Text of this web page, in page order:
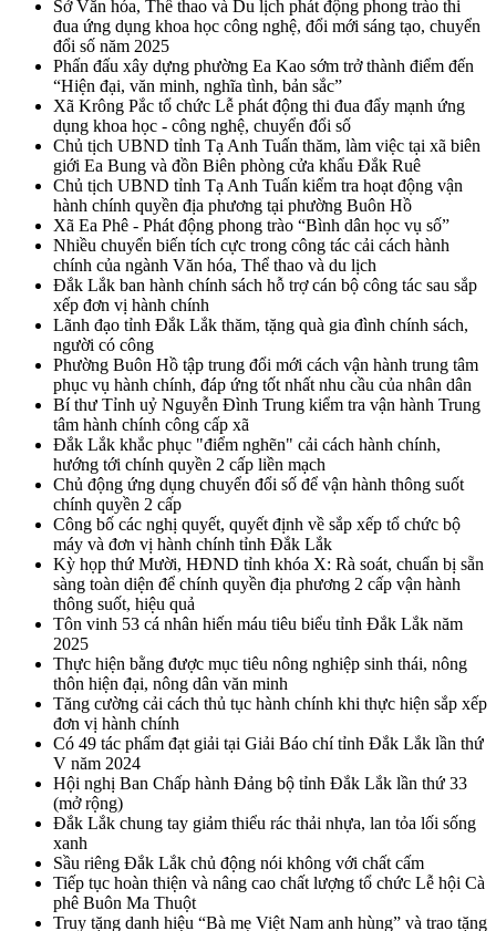
Sở Văn hóa, Thể thao và Du lịch phát động phong trào thi
đua ứng dụng khoa học công nghệ, đổi mới sáng tạo, chuyển
đổi số năm 2025
Phấn đấu xây dựng phường Ea Kao sớm trở thành điểm đến
“Hiện đại, văn minh, nghĩa tình, bản sắc”
Xã Krông Pắc tổ chức Lễ phát động thi đua đẩy mạnh ứng
dụng khoa học - công nghệ, chuyển đổi số
Chủ tịch UBND tỉnh Tạ Anh Tuấn thăm, làm việc tại xã biên
giới Ea Bung và đồn Biên phòng cửa khẩu Đắk Ruê
Chủ tịch UBND tỉnh Tạ Anh Tuấn kiểm tra hoạt động vận
hành chính quyền địa phương tại phường Buôn Hồ
Xã Ea Phê - Phát động phong trào “Bình dân học vụ số”
Nhiều chuyển biến tích cực trong công tác cải cách hành
chính của ngành Văn hóa, Thể thao và du lịch
Đắk Lắk ban hành chính sách hỗ trợ cán bộ công tác sau sắp
xếp đơn vị hành chính
Lãnh đạo tỉnh Đắk Lắk thăm, tặng quà gia đình chính sách,
người có công
Phường Buôn Hồ tập trung đổi mới cách vận hành trung tâm
phục vụ hành chính, đáp ứng tốt nhất nhu cầu của nhân dân
Bí thư Tỉnh uỷ Nguyễn Đình Trung kiểm tra vận hành Trung
tâm hành chính công cấp xã
Đắk Lắk khắc phục "điểm nghẽn" cải cách hành chính,
hướng tới chính quyền 2 cấp liền mạch
Chủ động ứng dụng chuyển đổi số để vận hành thông suốt
chính quyền 2 cấp
Công bố các nghị quyết, quyết định về sắp xếp tổ chức bộ
máy và đơn vị hành chính tỉnh Đắk Lắk
Kỳ họp thứ Mười, HĐND tỉnh khóa X: Rà soát, chuẩn bị sẵn
sàng toàn diện để chính quyền địa phương 2 cấp vận hành
thông suốt, hiệu quả
Tôn vinh 53 cá nhân hiến máu tiêu biểu tỉnh Đắk Lắk năm
2025
Thực hiện bằng được mục tiêu nông nghiệp sinh thái, nông
thôn hiện đại, nông dân văn minh
Tăng cường cải cách thủ tục hành chính khi thực hiện sắp xếp
đơn vị hành chính
Có 49 tác phẩm đạt giải tại Giải Báo chí tỉnh Đắk Lắk lần thứ
V năm 2024
Hội nghị Ban Chấp hành Đảng bộ tỉnh Đắk Lắk lần thứ 33
(mở rộng)
Đắk Lắk chung tay giảm thiểu rác thải nhựa, lan tỏa lối sống
xanh
Sầu riêng Đắk Lắk chủ động nói không với chất cấm
Tiếp tục hoàn thiện và nâng cao chất lượng tổ chức Lễ hội Cà
phê Buôn Ma Thuột
Truy tặng danh hiệu “Bà mẹ Việt Nam anh hùng” và trao tặng